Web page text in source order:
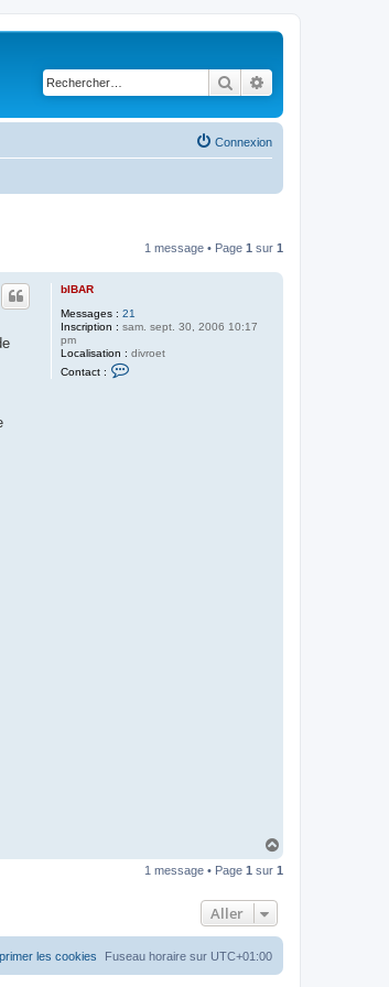
Rechercher
Connexion
1 message • Page 1 sur 1
bIBAR
Messages : 21
Inscription : sam. sept. 30, 2006 10:17
pm
Localisation : divroet
Contact :
u
1 message • Page 1 sur 1
Aller
Fuseau horaire sur UTC+01:00
les cookies